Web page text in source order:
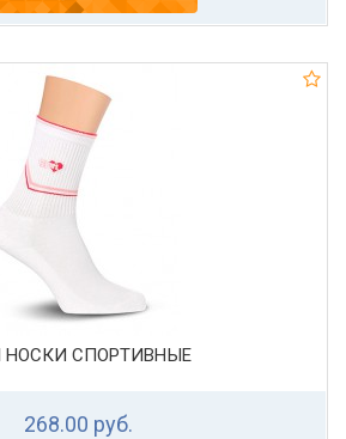
НОСКИ СПОРТИВНЫЕ
268.00 руб.